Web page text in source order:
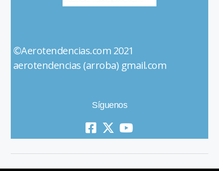
©Aerotendencias.com 2021
aerotendencias (arroba) gmail.com
Síguenos